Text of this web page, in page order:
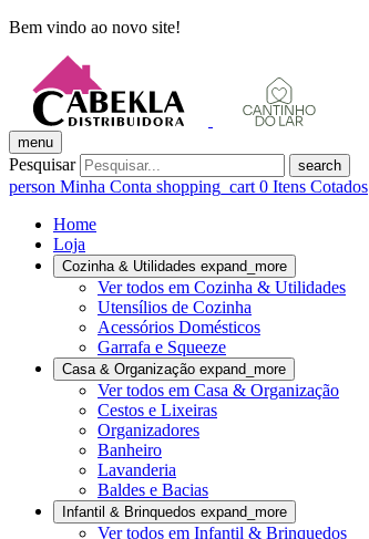
Bem vindo ao novo site!
menu
Pesquisar search
person Minha Conta shopping_cart 0 Itens Cotados
Home
Loja
Cozinha & Utilidades expand_more
Ver todos em Cozinha & Utilidades
Utensílios de Cozinha
Acessórios Domésticos
Garrafa e Squeeze
Casa & Organização expand_more
Ver todos em Casa & Organização
Cestos e Lixeiras
Organizadores
Banheiro
Lavanderia
Baldes e Bacias
Infantil & Brinquedos expand_more
Ver todos em Infantil & Brinquedos